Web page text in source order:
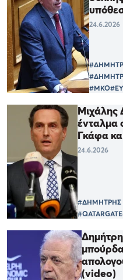
24.6.2026
#ΜΚΟ
Μιχάλης
ένταλμα
Γκάφα
24.6.2026
#ΔΗΜΗΤΡΗΣ
#QATARGATE
(video)